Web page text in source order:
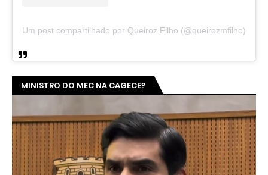
Um post compartilhado por Queiroz Filho (@queirozmfilho)
MINISTRO DO MEC NA CAGECE?